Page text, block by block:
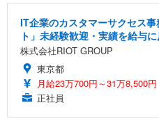
IT企業のカスタマーサクセス
ト」未経験歓迎・実績を給与
株式会社RIOT GROUP
東京都
月給23万700円～31万8,500円
正社員